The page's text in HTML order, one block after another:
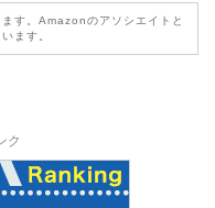
す。Amazonのアソシエイトと
ます。
ク